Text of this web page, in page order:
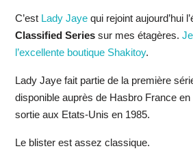
C’est Lady Jayequi rejoint aujourd’hui
Classified Seriessur mes étagères.
l’excellente boutique Shakitoy.
Lady Jaye fait partie de la première
disponible auprès de Hasbro France
sortie aux Etats-Unis en 1985.
Le blister est assez classique.